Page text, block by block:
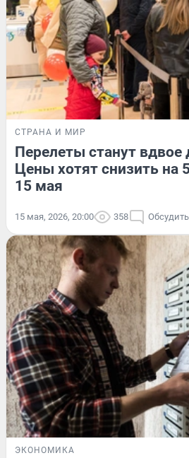
СТРАНА И МИР
Перелеты станут вдвое
Цены хотят снизить на
15 мая
15 мая, 2026, 20:00 358 Обсудить
ЭКОНОМИКА